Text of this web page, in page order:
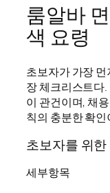
룸알바
색 요령
초보자가 가장
장 체크리스트다
이 관건이며, 채
칙의 충분한 확
초보자를 위
세부항목